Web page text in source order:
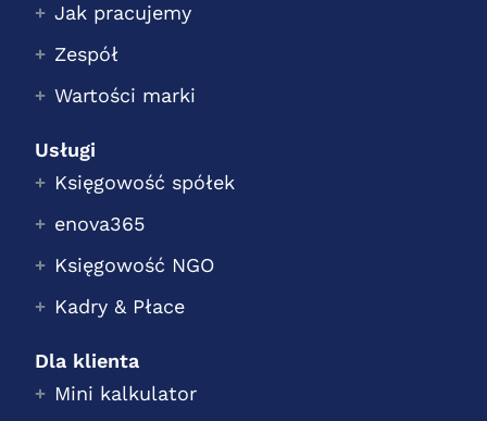
Jak pracujemy
Zespół
Wartości marki
Usługi
Księgowość spółek
enova365
Księgowość NGO
Kadry & Płace
Dla klienta
Mini kalkulator